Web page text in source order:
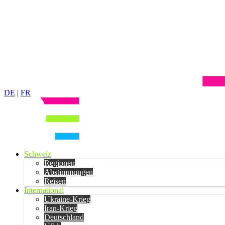
DE | FR
Schweiz
Regionen
Abstimmungen
Reisen
International
Ukraine-Krieg
Iran-Krieg
Deutschland